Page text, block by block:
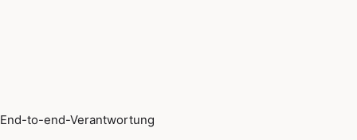
End-to-end-Verantwortung